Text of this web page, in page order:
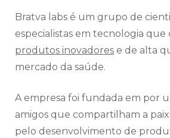
Bratva labs é um grupo de
especialistas em tecnologia que
produtos inovadores e de alta
mercado da saúde.
A empresa foi fundada em por
amigos que compartilham a
pelo desenvolvimento de